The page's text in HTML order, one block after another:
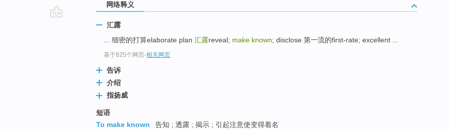
网络释义
汇露
... 细密的打算elaborate plan 汇露reveal; make known; disclose 第一流的first-rate; excellent ...
基于825个网页-相关网页
告诉
介绍
指扬威
短语
To make known
告知 ; 透露 ; 揭示 ; 引起注意使变得着名